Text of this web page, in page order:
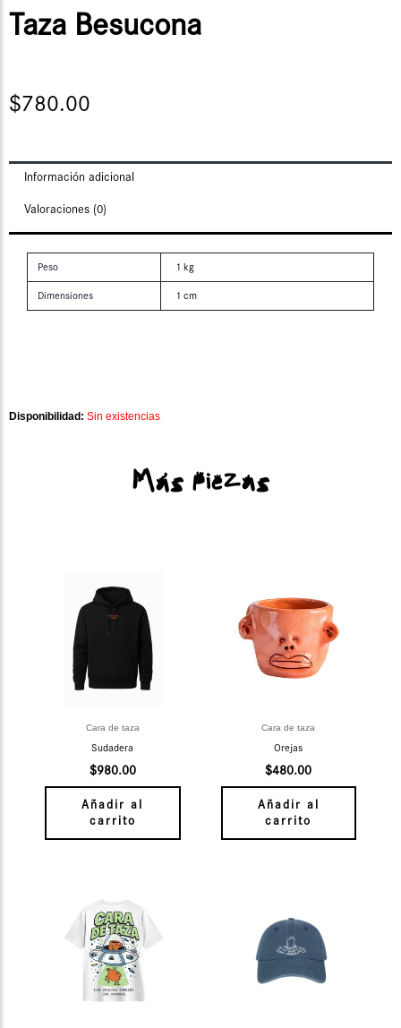
Taza Besucona
$780.00
Información adicional
Valoraciones (0)
Peso 1 kg
Dimensiones 1 cm
Disponibilidad: Sin existencias
Más piezas
Cara de taza
Sudadera
$980.00
Añadir al
carrito
Cara de taza
Orejas
$480.00
Añadir al
carrito